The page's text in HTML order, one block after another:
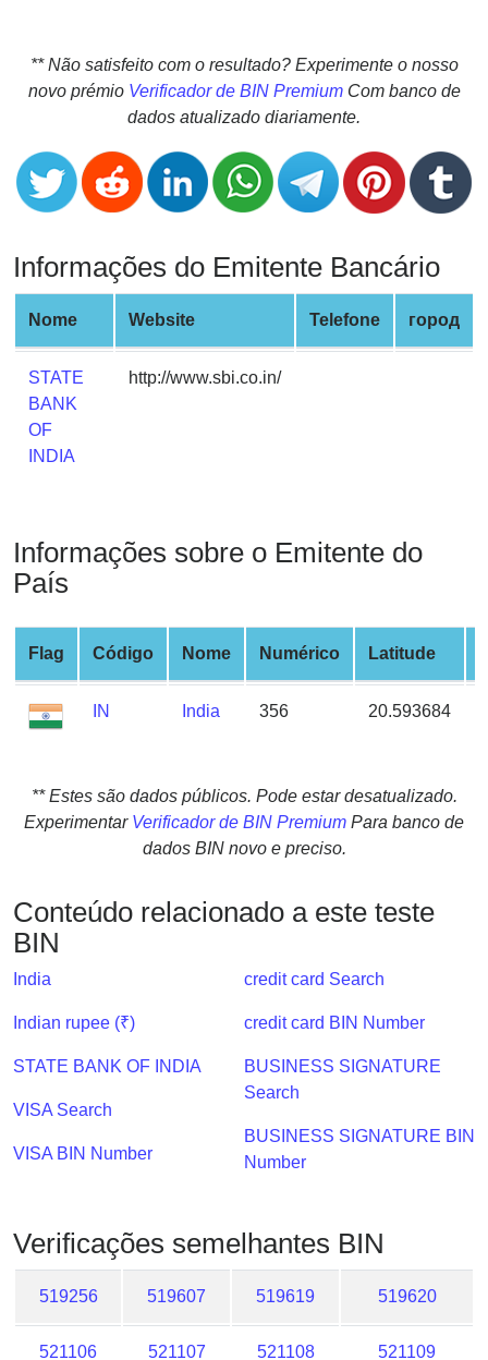
Card
Validator
Card
Generator
Random
Card
Generator
Generate
Credit
Card
from
BIN
Credit
Service
is
My
IP
Address
Lookup
IP
/
Validator
** Não satisfeito com o resultado? Experimente o nosso
novo prémio Verificador de BIN PremiumCom banco de
dados atualizado diariamente.
Informações do Emitente Bancário
Nome Website Telefone город
STATE
BANK
OF
INDIA
http://www.sbi.co.in/
Informações sobre o Emitente do
País
Flag Código Nome Numérico Latitude
IN India 356 20.593684
** Estes são dados públicos. Pode estar desatualizado.
Experimentar Verificador de BIN Premium Para banco de
dados BIN novo e preciso.
Conteúdo relacionado a este teste
BIN
India
Indian rupee (₹)
STATE BANK OF INDIA
VISA Search
VISA BIN Number
credit card Search
credit card BIN Number
BUSINESS SIGNATURE
Search
BUSINESS SIGNATURE BIN
Number
Verificações semelhantes BIN
519256 519607 519619 519620
521106 521107 521108 521109